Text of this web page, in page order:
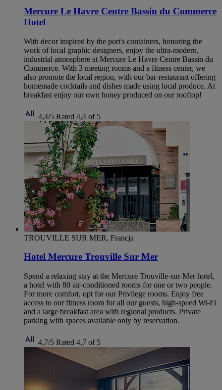
Mercure Le Havre Centre Bassin du Commerce
Hotel
With decor inspired by the port's containers, honoring the
work of local graphic designers, enjoy the ultra-modern,
industrial atmosphere at Mercure Le Havre Centre Bassin du
Commerce. With 3 meeting rooms and a fitness center, we
also promote the local region, with our bar-restaurant offering
homemade cocktails and dishes made using local produce. At
breakfast enjoy our own honey produced on our rooftop!
4,4/5 Rated 4,4 of 5
TROUVILLE SUR MER, Francja
Hotel Mercure Trouville Sur Mer
Spend a relaxing stay at the Mercure Trouville-sur-Mer hotel,
a hotel with 80 air-conditioned rooms for one or two people.
For more comfort, opt for our Privilege rooms. Enjoy free
access to our fitness room for all our guests, high-speed Wi-Fi
and a large breakfast area with regional products. Private
parking with spaces available only by reservation.
4,7/5 Rated 4,7 of 5